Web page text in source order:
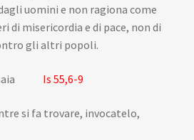
uomini e non ragiona come
di misericordia e di pace, non di
gli altri popoli.
Is 55,6-9
si fa trovare, invocatelo,